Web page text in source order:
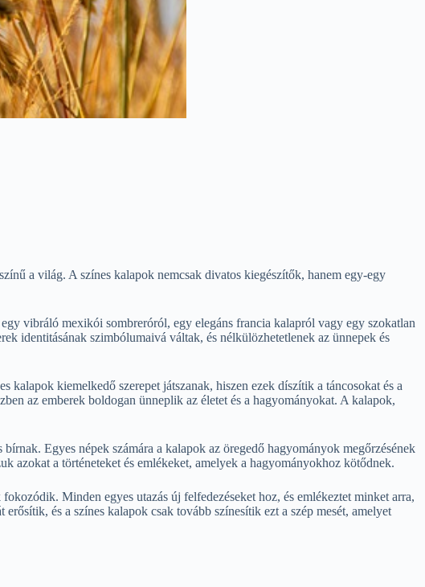
a világ. A színes kalapok nemcsak divatos kiegészítők, hanem egy-egy
vibráló mexikói sombreróról, egy elegáns francia kalapról vagy egy szokatlan
identitásának szimbólumaivá váltak, és nélkülözhetetlenek az ünnepek és
kiemelkedő szerepet játszanak, hiszen ezek díszítik a táncosokat és a
az emberek boldogan ünneplik az életet és a hagyományokat. A kalapok,
Egyes népek számára a kalapok az öregedő hagyományok megőrzésének
azokat a történeteket és emlékeket, amelyek a hagyományokhoz kötődnek.
Minden egyes utazás új felfedezéseket hoz, és emlékeztet minket arra,
és a színes kalapok csak tovább színesítik ezt a szép mesét, amelyet